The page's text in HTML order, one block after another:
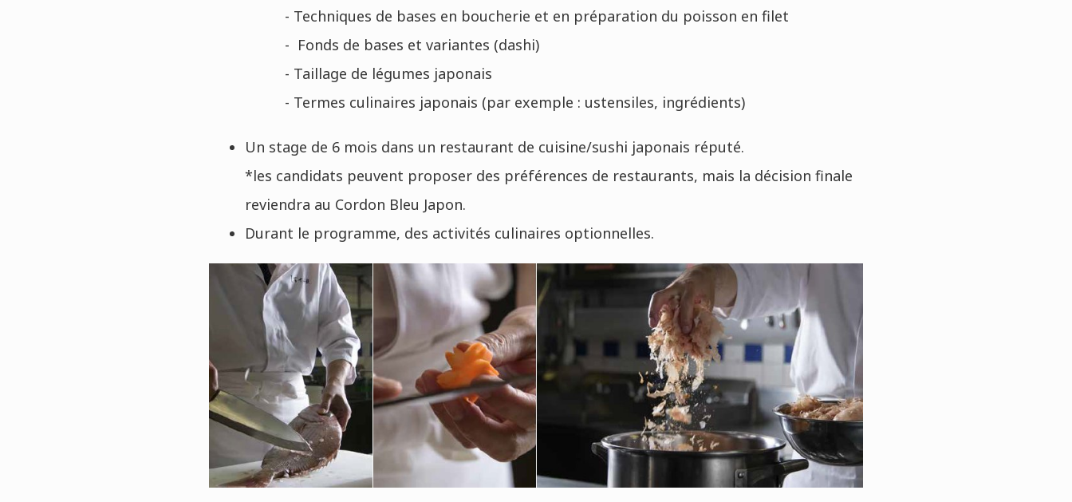
- Techniques de bases en boucherie et en préparation du poisson en filet
- Fonds de bases et variantes (dashi)
- Taillage de légumes japonais
- Termes culinaires japonais (par exemple : ustensiles, ingrédients)
Un stage de 6 mois dans un restaurant de cuisine/sushi japonais réputé.
*les candidats peuvent proposer des préférences de restaurants, mais la décision finale
reviendra au Cordon Bleu Japon.
Durant le programme, des activités culinaires optionnelles.